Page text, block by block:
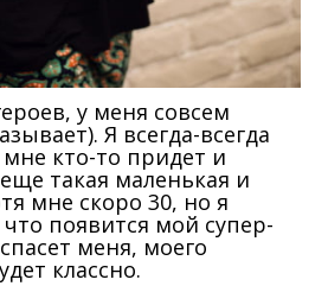
у меня совсем
Я всегда-всегда
кто-то придет и
такая маленькая и
мне скоро 30, но я
появится мой супер-
меня, моего
классно.